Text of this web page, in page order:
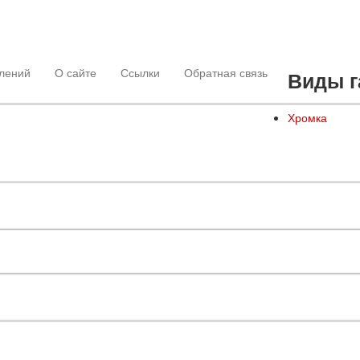
О сайте Ссылки Обратная связь Виды
Хромка